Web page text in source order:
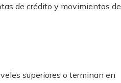
de crédito y movimientos de
superiores o terminan en